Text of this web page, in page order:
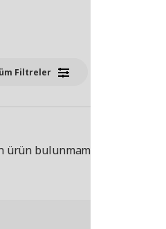
Filtreler
bulunmamaktadır.